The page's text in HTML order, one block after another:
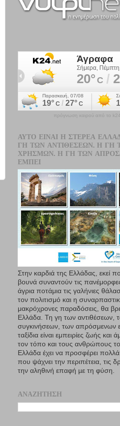
πρόγνωση καιρού από το
ΑΥΤΌ ΕΊΝΑΙ Η ΣΤΕΡΕΆ
ΓΗ ΤΩΝ ΑΝΤΙΘΈΣΕΩΝ. Η ΓΗ
ΧΡΗΣΜΏΝ. Η ΓΗ ΤΩΝ
ΕΜΠΕΙ
Στην καρδιά της Ελλάδας, εκεί
βουνά συναντούν τις
άγρια ποτάμια τις γαλήνιες
τον πολιτισμό και η
μακρόχρονες παραδόσεις, θα
Ελλάδα. Τη γη των αντιθέσεων,
συγκινήσεων, των απρόσμενων
ταξίδια είναι εμπειρίες ζωής
τον τόπο και τους ανθρώπους
Ελλάδα έχει να προσφέρει πολλά
που ψάχνει την περιπέτεια, τις
την αληθινή επαφή µε τη φύση.
ΑΝΑΖΉΤΗΣΗ